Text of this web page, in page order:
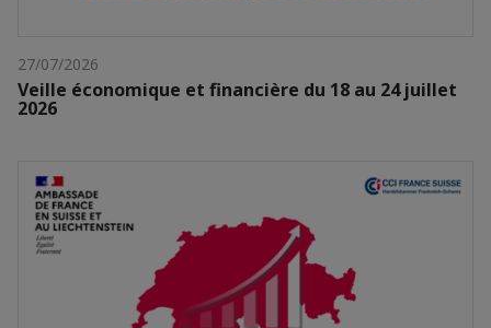
27/07/2026
Veille économique et financière du 18 au 24 juillet
2026